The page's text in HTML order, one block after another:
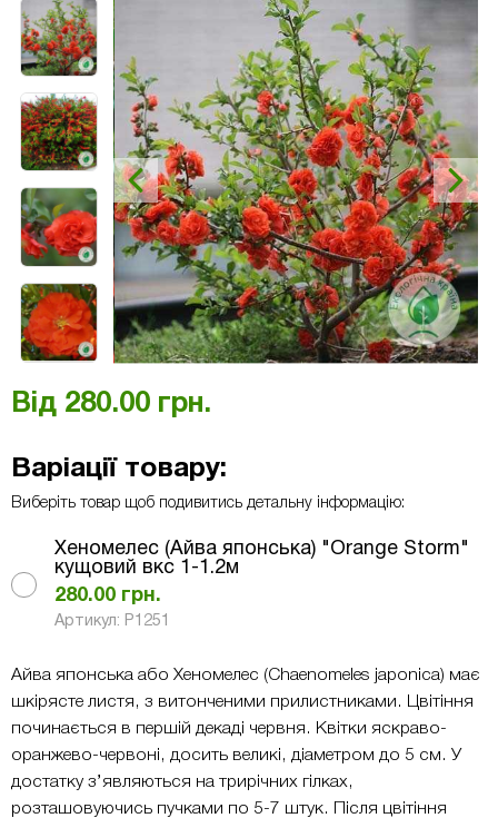
Від 280.00 грн.
Айва японська або Хеномелес (Chaenomeles japonica) має
шкірясте листя, з витонченими прилистниками. Цвітіння
починається в першій декаді червня. Квітки яскраво-
оранжево-червоні, досить великі, діаметром до 5 см. У
достатку з’являються на трирічних гілках,
розташовуючись пучками по 5-7 штук. Після цвітіння
Варіації товару:
Виберіть товар щоб подивитись детальну інформацію:
Хеномелес (Айва японська) "Orange Storm"
кущовий вкс 1-1.2м
280.00 грн.
Артикул: Р1251